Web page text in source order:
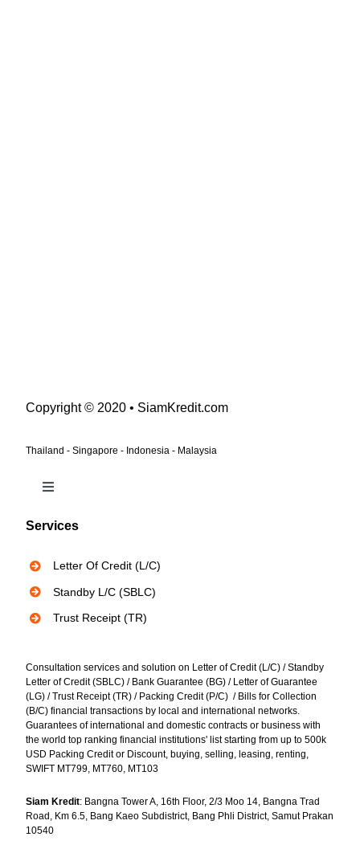
Copyright © 2020 • SiamKredit.com
Thailand - Singapore - Indonesia - Malaysia
Toggle
Bank Instruments
Services
Letter Of Credit (L/C)
Standby L/C (SBLC)
Trust Receipt (TR)
Consultation services and solution on Letter of Credit (L/C) / Standby
Letter of Credit (SBLC) / Bank Guarantee (BG) / Letter of Guarantee
(LG) / Trust Receipt (TR) / Packing Credit (P/C) / Bills for Collection
(B/C) financial transactions by local and international networks.
Guarantees of international and domestic contracts or business with
the world top ranking financial institutions' list starting from up to 500k
USD Packing Credit or Discount, buying, selling, leasing, renting,
SWIFT MT799, MT760, MT103
Siam Kredit: Bangna Tower A, 16th Floor, 2/3 Moo 14, Bangna Trad
Road, Km 6.5, Bang Kaeo Subdistrict, Bang Phli District, Samut Prakan
10540